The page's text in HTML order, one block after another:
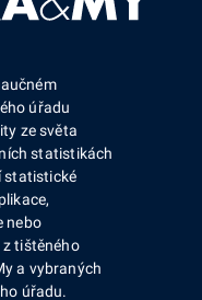
úřadu
ze světa
statistikách
statistické
nebo
tištěného
a vybraných
úřadu.